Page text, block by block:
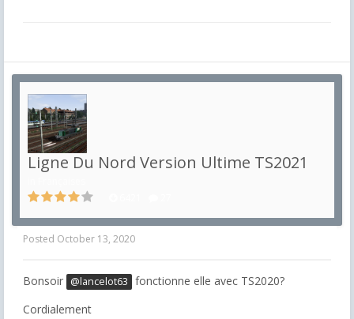
Ligne Du Nord Version Ultime TS2021
Posted October 13, 2020
Bonsoir @lancelot63 fonctionne elle avec TS2020?
Cordialement